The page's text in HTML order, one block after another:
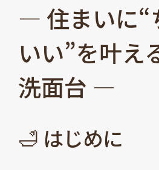
― 住まいに“
いい”を叶え
洗面台 ―
🛁 はじめに